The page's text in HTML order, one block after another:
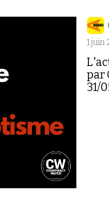
1 juin
par
31/